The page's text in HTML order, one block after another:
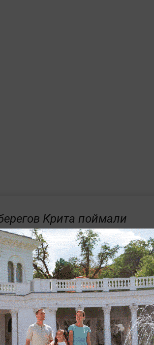
Крита поймали
иглобрюха,
перекусить
рыбаки вытащили из Москвы-реки
По словам очевидца, около
у Киевского вокзала и заметил